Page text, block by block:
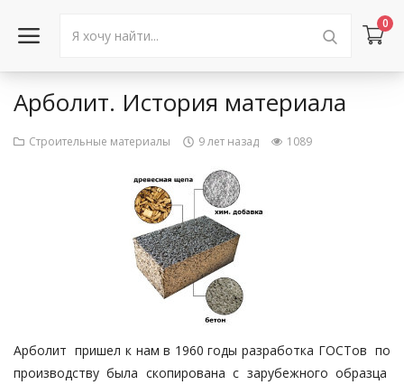
0
Войти в аккаунт
Контакты
Арболит. История материала
Строительные материалы 9 лет назад 1089
Арболит пришел к нам в 1960 годы разработка ГОСТов по
производству была скопирована с зарубежного образца